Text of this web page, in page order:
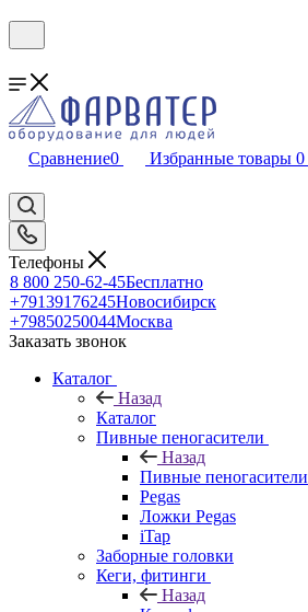
Сравнение0 Избранные товары 0
Телефоны
8 800 250-62-45Бесплатно
+79139176245Новосибирск
+79850250044Москва
Заказать звонок
Каталог
Назад
Каталог
Пивные пеногасители
Назад
Пивные пеногасители
Pegas
Ложки Pegas
iTap
Заборные головки
Кеги, фитинги
Назад